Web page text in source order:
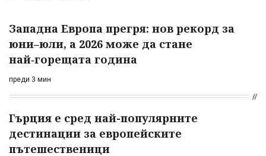
Западна Европа прегря: нов рекорд за
юни–юли, а 2026 може да стане
най‑горещата година
преди 3 мин
Гърция е сред най-популярните
дестинации за европейските
пътешественици